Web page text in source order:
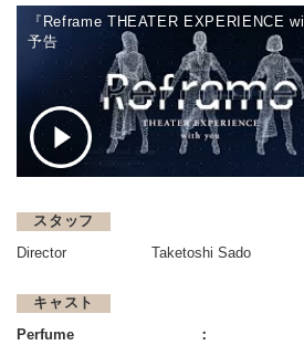
『Reframe THEATER EXPERIENCE
予告
スタッフ
Director Taketoshi Sado
キャスト
Perfume